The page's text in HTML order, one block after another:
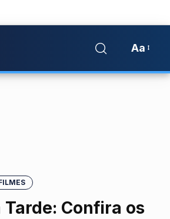
Aa
Tarde: Confira os